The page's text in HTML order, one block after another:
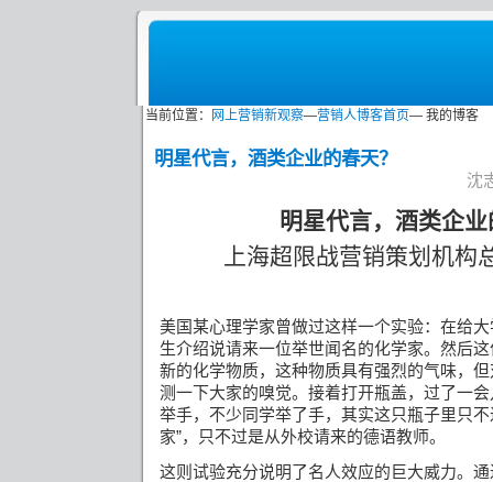
当前位置： 网上营销新观察—营销人博客首页— 我的博客
明星代言，酒类企业的春天？
沈
明星代言，酒类企
上海超限战营销策划机构
美国某心理学家曾做过这样一个实验：在给
生介绍说请来一位举世闻名的化学家。然后
新的化学物质，这种物质具有强烈的气味，
测一下大家的嗅觉。接着打开瓶盖，过了一
举手，不少同学举了手，其实这只瓶子里只
家”，只不过是从外校请来的德语教师。
这则试验充分说明了名人效应的巨大威力。